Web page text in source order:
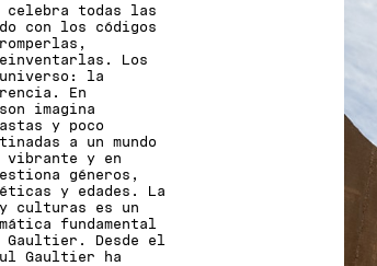
celebra todas las
con los códigos
Los
universo: la
En
imagina
y poco
a un mundo
y en
géneros,
y edades. La
y culturas es un
fundamental
Desde el
Gaultier ha